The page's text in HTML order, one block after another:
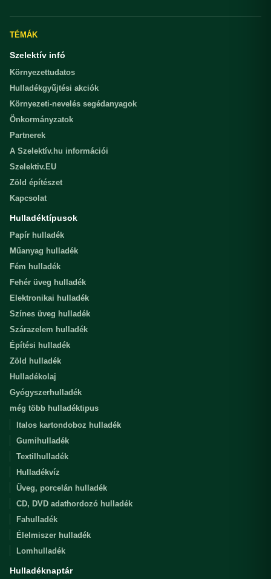
TÉMÁK
Szelektív infó
Környezettudatos
Hulladékgyűjtési akciók
Környezeti-nevelés segédanyagok
Önkormányzatok
Partnerek
A Szelektív.hu információi
Szelektiv.EU
Zöld építészet
Kapcsolat
Hulladéktípusok
Papír hulladék
Műanyag hulladék
Fém hulladék
Fehér üveg hulladék
Elektronikai hulladék
Színes üveg hulladék
Szárazelem hulladék
Építési hulladék
Zöld hulladék
Hulladékolaj
Gyógyszerhulladék
még több hulladéktipus
Italos kartondoboz hulladék
Gumihulladék
Textilhulladék
Hulladékvíz
Üveg, porcelán hulladék
CD, DVD adathordozó hulladék
Fahulladék
Élelmiszer hulladék
Lomhulladék
Hulladéknaptár